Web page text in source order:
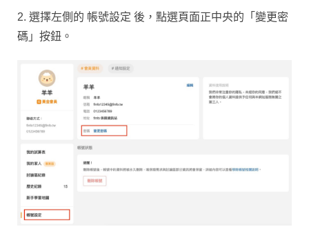
2. 選擇左側的 帳號設定 後，點選頁面正中央的「變更密
碼」按鈕。